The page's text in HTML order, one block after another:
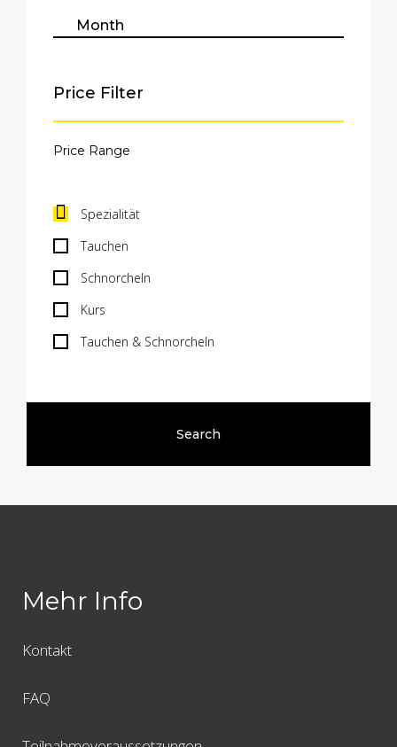
Price Filter
Spezialität
Tauchen
Schnorcheln
Kurs
Tauchen & Schnorcheln
Mehr Info
Kontakt
FAQ